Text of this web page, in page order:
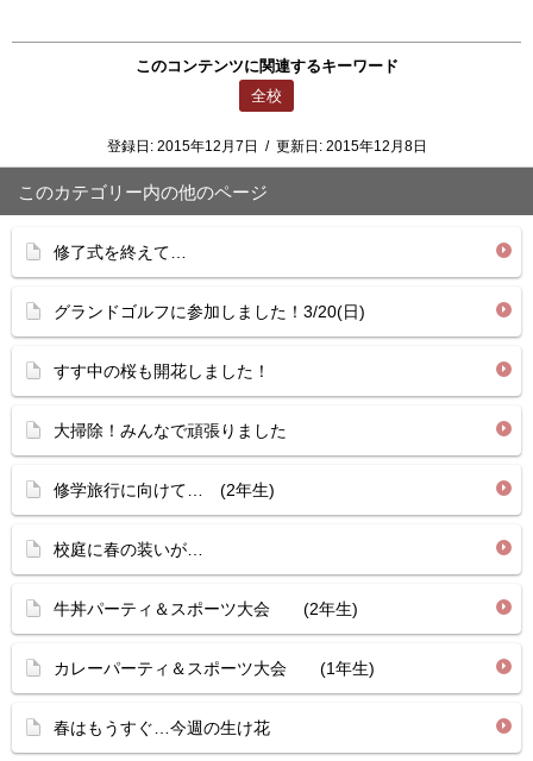
このコンテンツに関連するキーワード
全校
登録日: 2015年12月7日 / 更新日: 2015年12月8日
このカテゴリー内の他のページ
修了式を終えて…
グランドゴルフに参加しました！3/20(日)
すす中の桜も開花しました！
大掃除！みんなで頑張りました
修学旅行に向けて… (2年生)
校庭に春の装いが…
牛丼パーティ＆スポーツ大会 (2年生)
カレーパーティ＆スポーツ大会 (1年生)
春はもうすぐ…今週の生け花